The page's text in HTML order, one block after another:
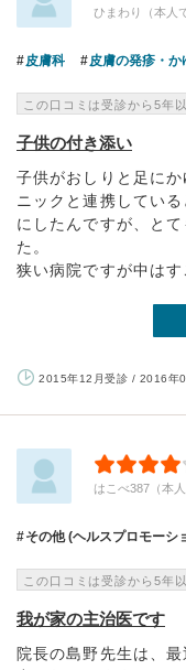
ひまわり（本人
皮膚科 皮膚の発疹・か
この口コミは受診から5年
子供の付き添い
子供がおしりと足に
ニックと連携してい
にしたんですが、と
た。
狭い病院ですが中はす
2015年12月受診 / 2016年
はこべ387（本
その他 (ヘルスプロモーシ
この口コミは受診から5年
我が家の主治医です
院長の島野先生は、